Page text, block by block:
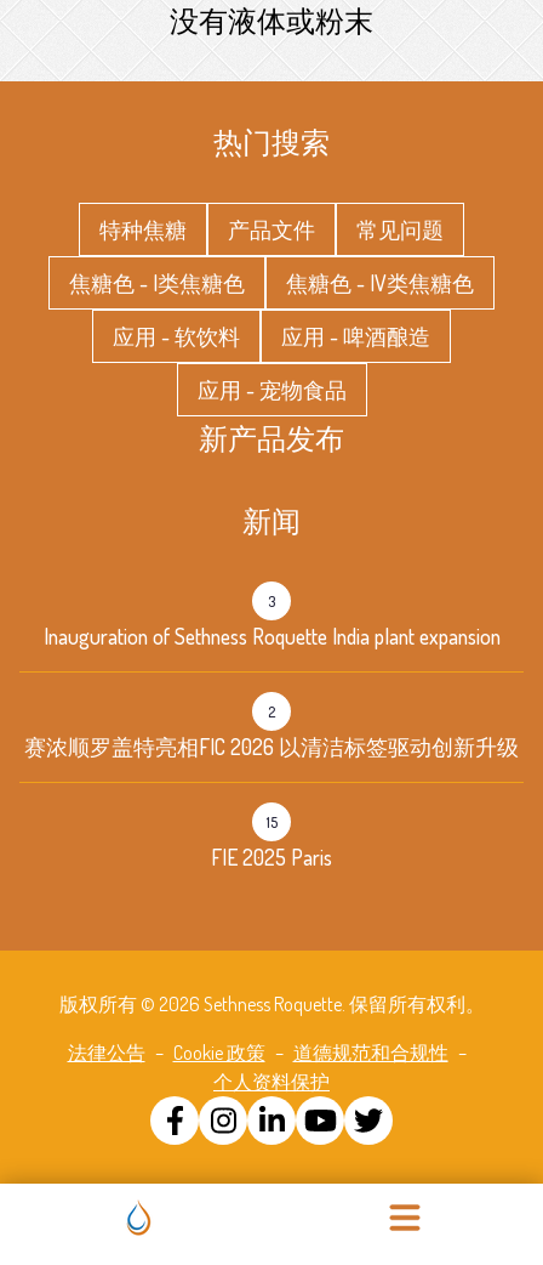
没有液体或粉末
热门搜索
特种焦糖 产品文件
常见问题
焦糖色 - I类焦糖色
焦糖色 - IV类焦糖色
应用 - 软饮料
应用 - 啤酒酿造
应用 - 宠物食品
新产品发布
新闻
Inauguration of Sethness Roquette India plant expansion
3
赛浓顺罗盖特亮相FIC 2026 以清洁标签驱动创新升级
2
FIE 2025 Paris
15
版权所有 © 2026 Sethness Roquette. 保留所有权利。
法律公告– Cookie 政策– 道德规范和合规性 –
个人资料保护